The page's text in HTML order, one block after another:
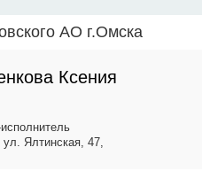
АО г.Омска
Ксения
Ялтинская, 47,